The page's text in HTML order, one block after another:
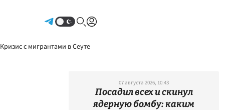
Кризис с мигрантами в Сеуте
07 августа 2026, 10:43
Посадил всех и скинул
ядерную бомбу: каким